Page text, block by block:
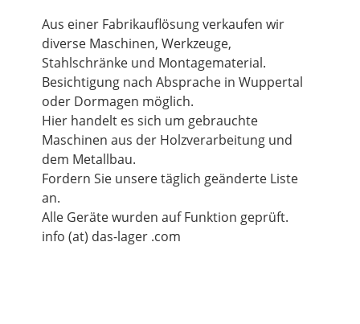
Aus einer Fabrikauflösung verkaufen wir
diverse Maschinen, Werkzeuge,
Stahlschränke und Montagematerial.
Besichtigung nach Absprache in Wuppertal
oder Dormagen möglich.
Hier handelt es sich um gebrauchte
Maschinen aus der Holzverarbeitung und
dem Metallbau.
Fordern Sie unsere täglich geänderte Liste
an.
Alle Geräte wurden auf Funktion geprüft.
info (at) das-lager .com